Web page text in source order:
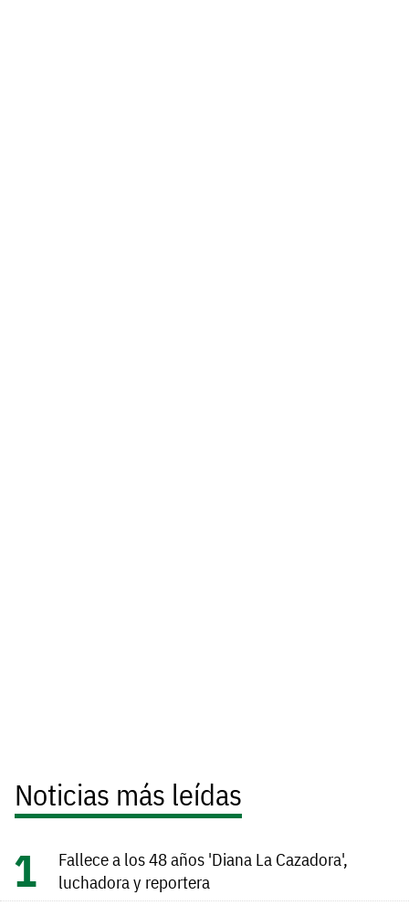
Noticias más leídas
Fallece a los 48 años 'Diana La Cazadora',
luchadora y reportera